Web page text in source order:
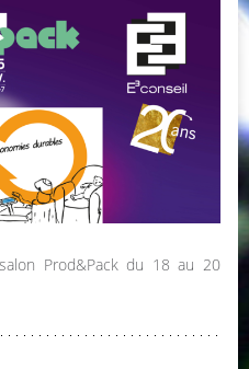
Prod&Pack du 18 au 20